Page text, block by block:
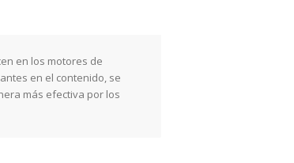
en los motores de
en el contenido, se
más efectiva por los